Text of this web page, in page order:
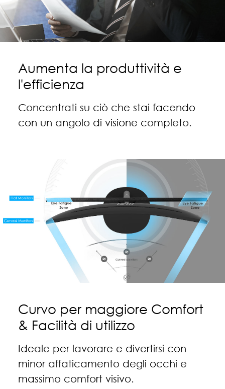
Aumenta la produttività e
l'efficienza
Concentrati su ciò che stai facendo
con un angolo di visione completo.
Curvo per maggiore Comfort
& Facilità di utilizzo
Ideale per lavorare e divertirsi con
minor affaticamento degli occhi e
massimo comfort visivo.